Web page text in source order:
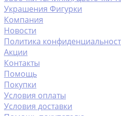
Украшения Фигурки
Компания
Новости
Политика
Акции
Контакты
Помощь
Покупки
Условия оплаты
Условия доставки